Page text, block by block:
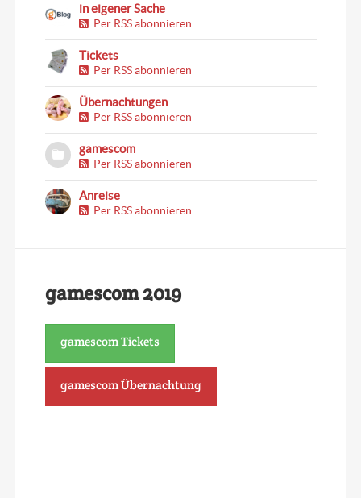
in eigener Sache
Per RSS abonnieren
Tickets
Per RSS abonnieren
Übernachtungen
Per RSS abonnieren
gamescom
Per RSS abonnieren
Anreise
Per RSS abonnieren
gamescom 2019
gamescom Tickets
gamescom Übernachtung